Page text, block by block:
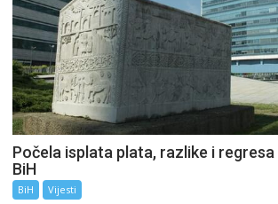
Počela isplata plata, razlike i
BiH
BiH Vijesti